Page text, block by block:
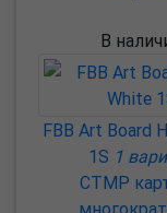
В
FBB Art Board
1S 1
CTMP